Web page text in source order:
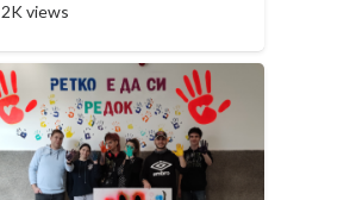
2Kviews